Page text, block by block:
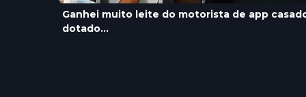
Ganhei muito leite do motorista de app
dotado...